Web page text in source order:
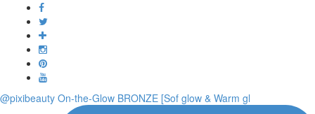
@pixibeauty On-the-Glow BRONZE [Sof glow & Warm gl